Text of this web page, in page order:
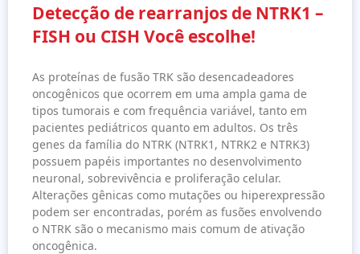
Detecção de rearranjos de NTRK1 –
FISH ou CISH Você escolhe!
As proteínas de fusão TRK são desencadeadores
oncogênicos que ocorrem em uma ampla gama de
tipos tumorais e com frequência variável, tanto em
pacientes pediátricos quanto em adultos. Os três
genes da família do NTRK (NTRK1, NTRK2 e NTRK3)
possuem papéis importantes no desenvolvimento
neuronal, sobrevivência e proliferação celular.
Alterações gênicas como mutações ou hiperexpressão
podem ser encontradas, porém as fusões envolvendo
o NTRK são o mecanismo mais comum de ativação
oncogênica.